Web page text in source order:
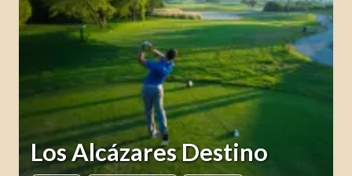
Los Alcázares Destino